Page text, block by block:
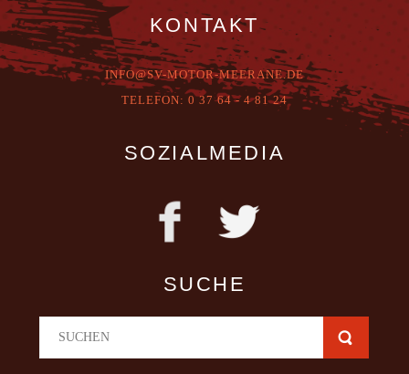
KONTAKT
INFO@SV-MOTOR-MEERANE.DE
TELEFON: 0 37 64 - 4 81 24
SOZIALMEDIA
SUCHE